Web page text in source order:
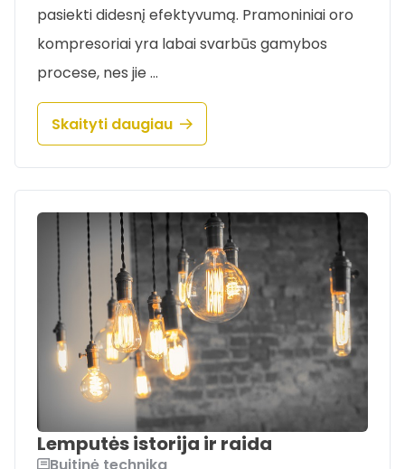
pasiekti didesnį efektyvumą. Pramoniniai oro
kompresoriai yra labai svarbūs gamybos
procese, nes jie …
Skaityti daugiau
Lemputės istorija ir raida